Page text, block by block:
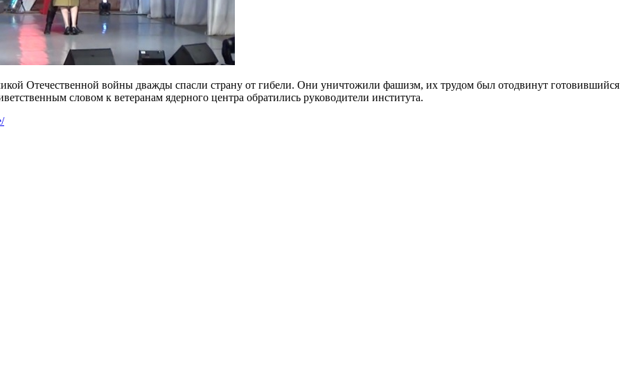
Отечественной войны дважды спасли страну от гибели. Они уничтожили фашизм, их трудом был отодвинут готовившийся
словом к ветеранам ядерного центра обратились руководители института.